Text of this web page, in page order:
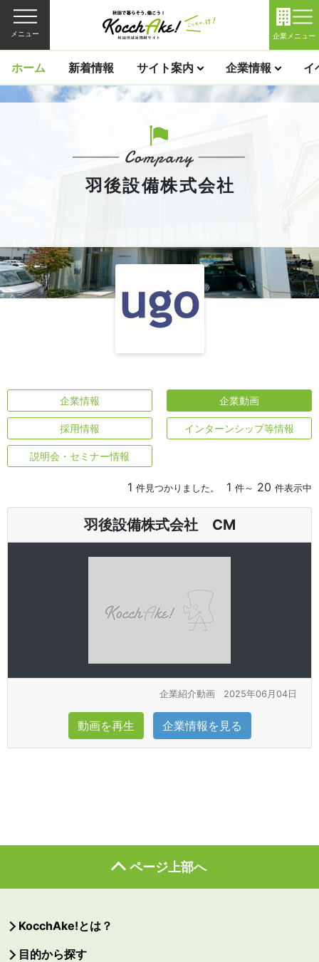
メニュー 企業メニュー
ホーム 新着情報 サイト案内 企業情報 イ
羽後設備株式会社
企業情報 企業動画
採用情報 インターンシップ等情報
説明会・セミナー情報
1 件見つかりました。 1 件～ 20 件表示中
羽後設備株式会社 CM
企業紹介動画 2025年06月04日
動画を再生 企業情報を見る
ページ上部へ
KocchAke!とは？
目的から探す